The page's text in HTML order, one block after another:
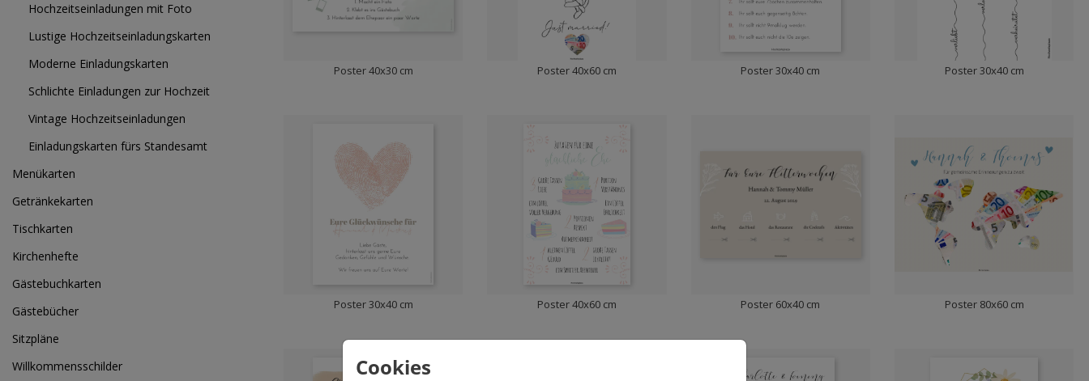
Cookies
Hochzeitseinladungen mit Foto
Lustige Hochzeitseinladungskarten
Moderne Einladungskarten
Schlichte Einladungen zur Hochzeit
Vintage Hochzeitseinladungen
Einladungskarten fürs Standesamt
Menükarten
Getränkekarten
Tischkarten
Kirchenhefte
Gästebuchkarten
Gästebücher
Sitzpläne
Willkommensschilder
Poster 40x30 cm Poster 40x60 cm Poster 30x40 cm Poster 30x40 cm
Poster 30x40 cm Poster 40x60 cm Poster 60x40 cm Poster 80x60 cm